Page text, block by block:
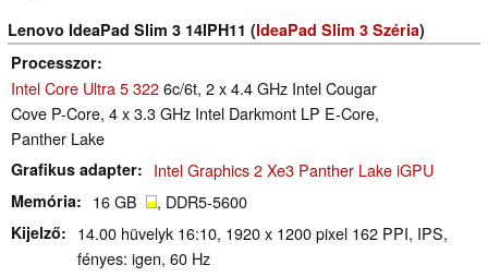
Lenovo IdeaPad Slim 3 14IPH11 (IdeaPad Slim 3 Széria)
Processzor
Intel Core Ultra 5 3226c/6t, 2 x 4.4 GHz Intel Cougar
Cove P-Core, 4 x 3.3 GHz Intel Darkmont LP E-Core,
Panther Lake
Grafikus adapter Intel Graphics 2 Xe3 Panther Lake iGPU
Memória 16 GB , DDR5-5600
Kijelző
14.00 hüvelyk 16:10, 1920 x 1200 pixel 162 PPI, IPS,
fényes: igen, 60 Hz